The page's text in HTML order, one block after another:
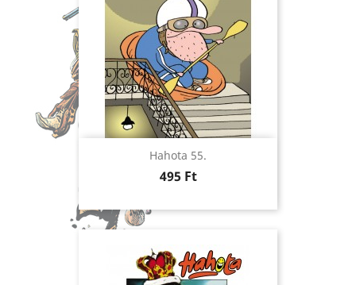
Hahota 55.
Ár
495 Ft